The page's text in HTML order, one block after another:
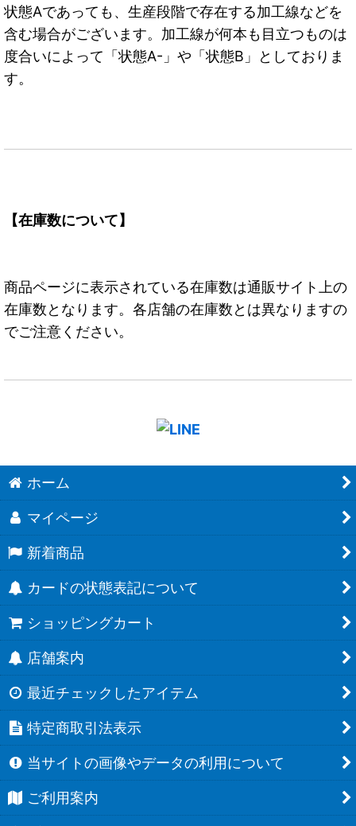
状態Aであっても、生産段階で存在する加工線などを
含む場合がございます。加工線が何本も目立つものは
度合いによって「状態A-」や「状態B」としておりま
す。
【在庫数について】
商品ページに表示されている在庫数は通販サイト上の
在庫数となります。各店舗の在庫数とは異なりますの
でご注意ください。
ホーム
マイページ
新着商品
カードの状態表記について
ショッピングカート
店舗案内
最近チェックしたアイテム
特定商取引法表示
当サイトの画像やデータの利用について
ご利用案内